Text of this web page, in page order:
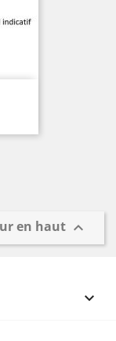
en haut 
